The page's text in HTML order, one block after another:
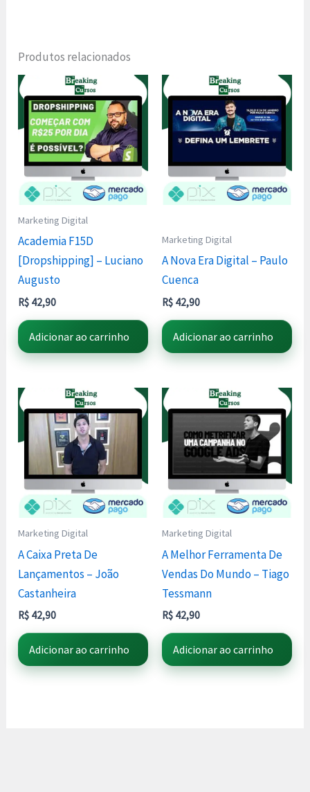
Produtos relacionados
Marketing Digital
Academia F15D
[Dropshipping] – Luciano
Augusto
R$ 42,90
Adicionar ao carrinho
Marketing Digital
A Nova Era Digital – Paulo
Cuenca
R$ 42,90
Adicionar ao carrinho
Marketing Digital
A Caixa Preta De
Lançamentos – João
Castanheira
R$ 42,90
Adicionar ao carrinho
Marketing Digital
A Melhor Ferramenta De
Vendas Do Mundo – Tiago
Tessmann
R$ 42,90
Adicionar ao carrinho